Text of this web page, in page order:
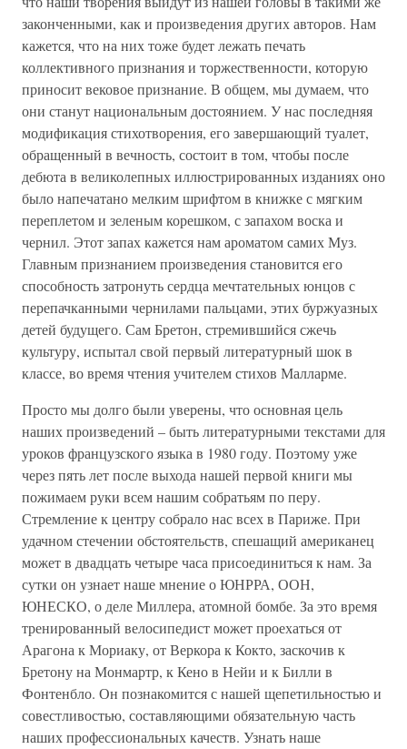
законченными, как и произведения других авторов. Нам
кажется, что на них тоже будет лежать печать
коллективного признания и торжественности, которую
приносит вековое признание. В общем, мы думаем, что
они станут национальным достоянием. У нас последняя
модификация стихотворения, его завершающий туалет,
обращенный в вечность, состоит в том, чтобы после
дебюта в великолепных иллюстрированных изданиях оно
было напечатано мелким шрифтом в книжке с мягким
переплетом и зеленым корешком, с запахом воска и
чернил. Этот запах кажется нам ароматом самих Муз.
Главным признанием произведения становится его
способность затронуть сердца мечтательных юнцов с
перепачканными чернилами пальцами, этих буржуазных
детей будущего. Сам Бретон, стремившийся сжечь
культуру, испытал свой первый литературный шок в
классе, во время чтения учителем стихов Малларме.
Просто мы долго были уверены, что основная цель
наших произведений – быть литературными текстами для
уроков французского языка в 1980 году. Поэтому уже
через пять лет после выхода нашей первой книги мы
пожимаем руки всем нашим собратьям по перу.
Стремление к центру собрало нас всех в Париже. При
удачном стечении обстоятельств, спешащий американец
может в двадцать четыре часа присоединиться к нам. За
сутки он узнает наше мнение о ЮНРРА, ООН,
ЮНЕСКО, о деле Миллера, атомной бомбе. За это время
тренированный велосипедист может проехаться от
Арагона к Мориаку, от Веркора к Кокто, заскочив к
Бретону на Монмартр, к Кено в Нейи и к Билли в
Фонтенбло. Он познакомится с нашей щепетильностью и
совестливостью, составляющими обязательную часть
наших профессиональных качеств. Узнать наше